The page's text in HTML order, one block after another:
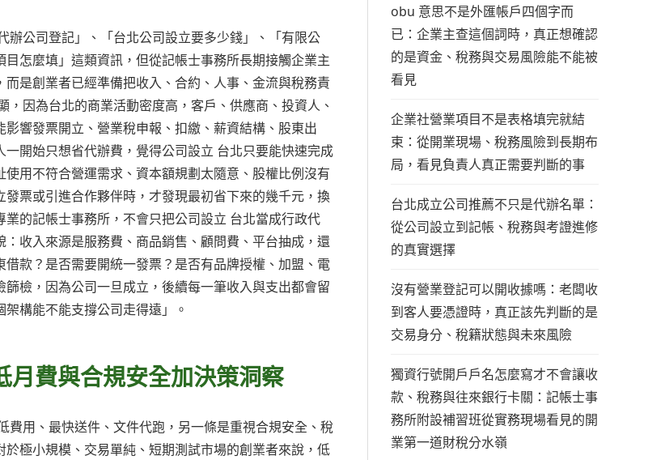
公司登記」、「台北公司設立要多少錢」、「有限公
怎麼填」這類資訊，但從記帳士事務所長期接觸企業主
是創業者已經準備把收入、合約、人事、金流與稅務責
因為台北的商業活動密度高，客戶、供應商、投資人、
響發票開立、營業稅申報、扣繳、薪資結構、股東出
開始只想省代辦費，覺得公司設立 台北只要能快速完成
用不符合營運需求、資本額規劃太隨意、股權比例沒有
票或引進合作夥伴時，才發現最初省下來的幾千元，換
的記帳士事務所，不會只把公司設立 台北當成行政代
收入來源是服務費、商品銷售、顧問費、平台抽成，還
款？是否需要開統一發票？是否有品牌授權、加盟、電
檢，因為公司一旦成立，後續每一筆收入與支出都會留
構能不能支撐公司走得遠」。
月費與合規安全加決策洞察
用、最快送件、文件代跑，另一條是重視合規安全、稅
極小規模、交易單純、短期測試市場的創業者來說，低
obu 意思不是外匯帳戶四個字而
已：企業主查這個詞時，真正想確認
的是資金、稅務與交易風險能不能被
看見
企業社營業項目不是表格填完就結
束：從開業現場、稅務風險到長期布
局，看見負責人真正需要判斷的事
台北成立公司推薦不只是代辦名單：
從公司設立到記帳、稅務與考證進修
的真實選擇
沒有營業登記可以開收據嗎：老闆收
到客人要憑證時，真正該先判斷的是
交易身分、稅籍狀態與未來風險
獨資行號開戶戶名怎麼寫才不會讓收
款、稅務與往來銀行卡關：記帳士事
務所附設補習班從實務現場看見的開
業第一道財稅分水嶺